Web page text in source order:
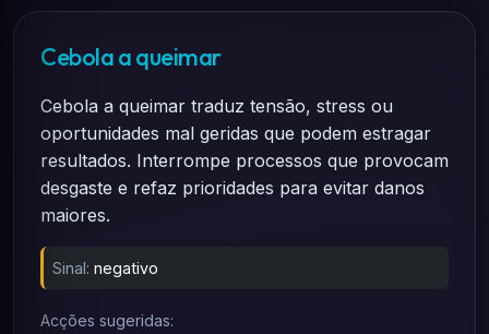
Cebola a queimar
Cebola a queimar traduz tensão, stress ou
oportunidades mal geridas que podem estragar
resultados. Interrompe processos que provocam
desgaste e refaz prioridades para evitar danos
maiores.
Sinal: negativo
Acções sugeridas: